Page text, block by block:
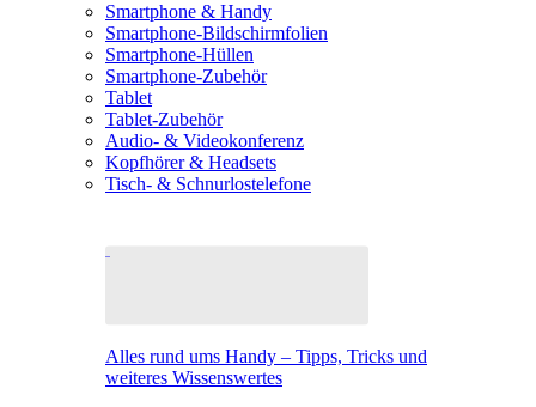
Smartphone & Handy
Smartphone-Bildschirmfolien
Smartphone-Hüllen
Smartphone-Zubehör
Tablet
Tablet-Zubehör
Audio- & Videokonferenz
Kopfhörer & Headsets
Tisch- & Schnurlostelefone
Alles rund ums Handy – Tipps, Tricks und
weiteres Wissenswertes